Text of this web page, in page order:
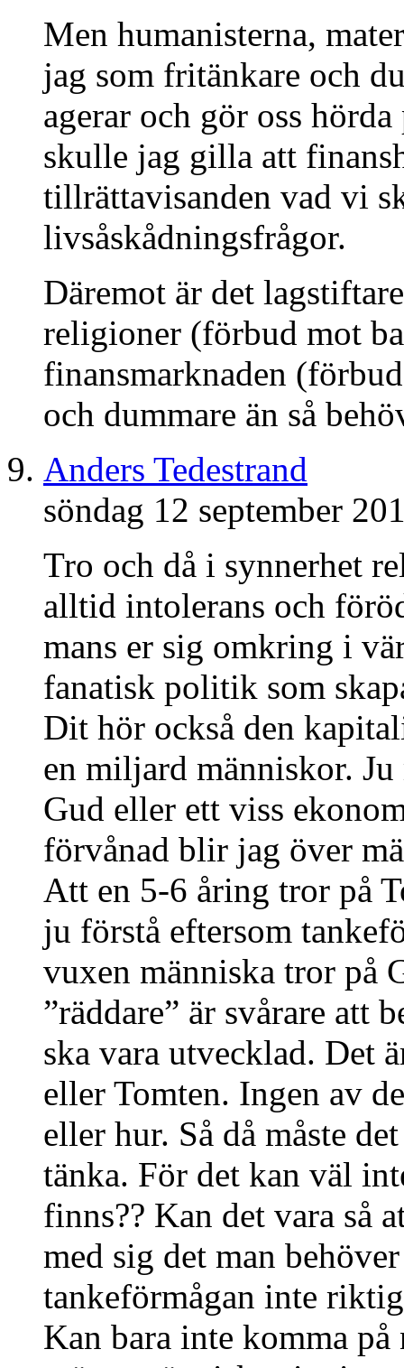
Men humanisterna,
jag som fritänkare och
agerar och gör oss
skulle jag gilla att
tillrättavisanden vad vi
livsåskådningsfrågor.
Däremot är det
religioner (förbud mot
finansmarknaden
och dummare än så
Anders Tedestrand
söndag 12 september
Tro och då i synnerhet
alltid intolerans och
mans er sig omkring i
fanatisk politik som
Dit hör också den
en miljard människor.
Gud eller ett viss
förvånad blir jag över
Att en 5-6 åring tror på
ju förstå eftersom
vuxen människa tror på
”räddare” är svårare att
ska vara utvecklad. Det
eller Tomten. Ingen av
eller hur. Så då måste
tänka. För det kan väl
finns?? Kan det vara så
med sig det man
tankeförmågan inte
Kan bara inte komma